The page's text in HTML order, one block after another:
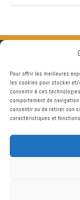
Pour offrir les meilleures
les cookies pour stocker et/
consentir à ces
comportement de
consentir ou de retirer son
caractéristiques et